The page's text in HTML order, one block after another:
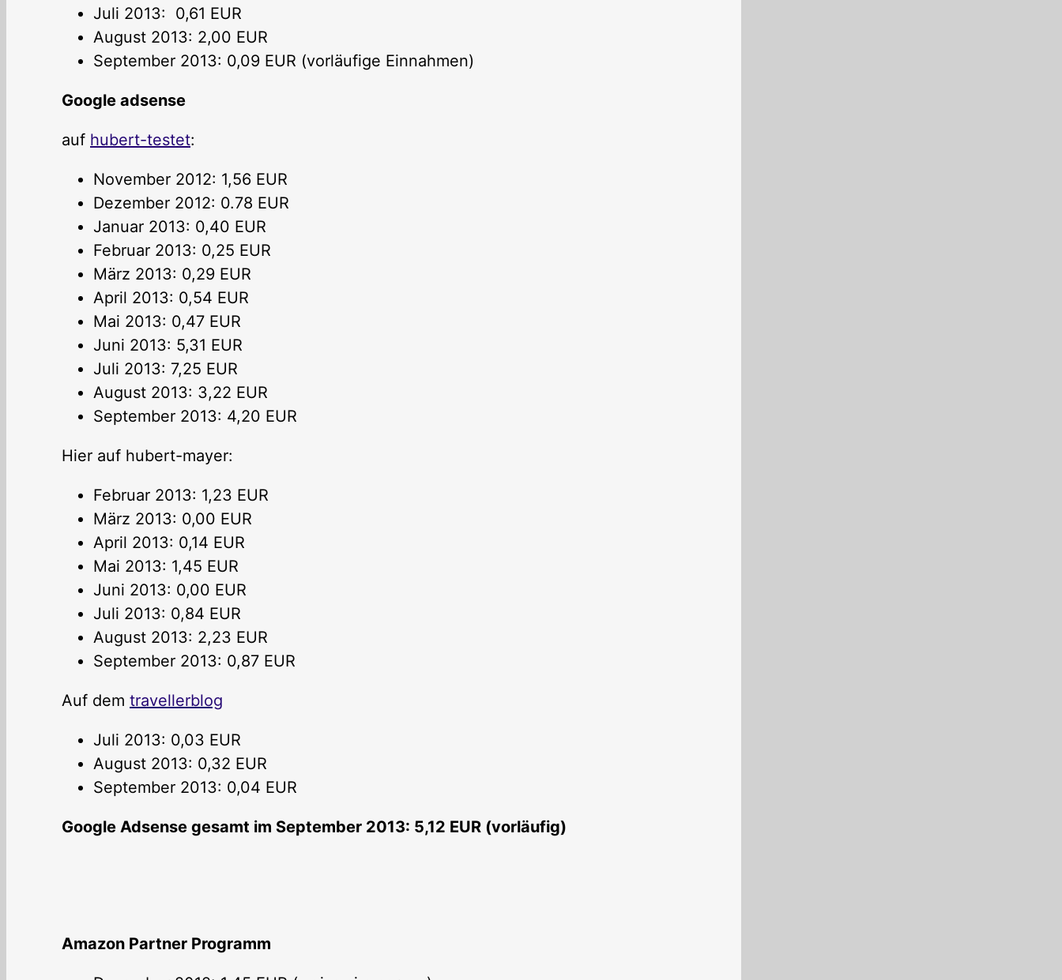
Juli 2013: 0,61 EUR
August 2013: 2,00 EUR
September 2013: 0,09 EUR (vorläufige Einnahmen)
Google adsense
auf hubert-testet:
November 2012: 1,56 EUR
Dezember 2012: 0.78 EUR
Januar 2013: 0,40 EUR
Februar 2013: 0,25 EUR
März 2013: 0,29 EUR
April 2013: 0,54 EUR
Mai 2013: 0,47 EUR
Juni 2013: 5,31 EUR
Juli 2013: 7,25 EUR
August 2013: 3,22 EUR
September 2013: 4,20 EUR
Hier auf hubert-mayer:
Februar 2013: 1,23 EUR
März 2013: 0,00 EUR
April 2013: 0,14 EUR
Mai 2013: 1,45 EUR
Juni 2013: 0,00 EUR
Juli 2013: 0,84 EUR
August 2013: 2,23 EUR
September 2013: 0,87 EUR
Auf dem travellerblog
Juli 2013: 0,03 EUR
August 2013: 0,32 EUR
September 2013: 0,04 EUR
Google Adsense gesamt im September 2013: 5,12 EUR (vorläufig)
Amazon Partner Programm